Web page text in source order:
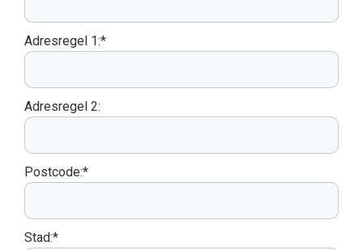
Adresregel 1:*
Adresregel 2:
Postcode:*
Stad:*